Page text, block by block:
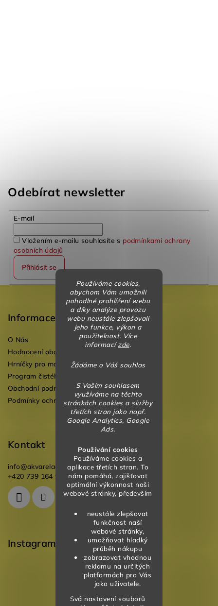
Používáme cookies,
abychom Vám umožnili
pohodlné prohlížení webu
a díky analýze provozu
webu neustále zlepšovali
jeho funkce, výkon a
použitelnost. Více
informacízde.
Žádáme o Váš souhlas
S Vaším souhlasem
využíváme na těchto
stránkách cookies a služby
třetích stran jako např.
Google Analytics, Google
Ads.
Používání cookies
Používáme cookies a
aplikace třetích stran. To
nám pomáhá, zajišťovat
optimální výkonnost naši
webové stránky, především
neustále zlepšovat
funkčnost naší
webové stránky,
umožňovat hladký
průběh nákupu
zobrazovat vhodnou
reklamu na určitých
platformách pro Vás
jako uživatele.
Svá nastavení souborů
Odebírat newsletter
E-mail
Vložením e-mailu souhlasíte s podmínkami ochrany
osobních údajů
Přihlásit se
Informace
O Nás
Hodnocení obchodu
Hrníčky pro mateřské školky
Program čistého vzduchu pro mateřské školy
Obchodní podmínky
Podmínky ochrany osobních údajů
Kontakt
info@akvareladesign.cz
+420 739 164 946
Instagram